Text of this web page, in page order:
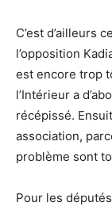
C’est d’ailleurs
l’opposition
est encore trop
l’Intérieur a
récépissé.
association,
problème sont
Pour les